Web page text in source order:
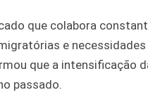
que colabora
e
que a intensificação
passado.